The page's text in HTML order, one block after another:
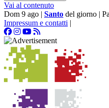
Vai al contenuto
Dom 9 ago | Santo del giorno |
Impressum e contatti |